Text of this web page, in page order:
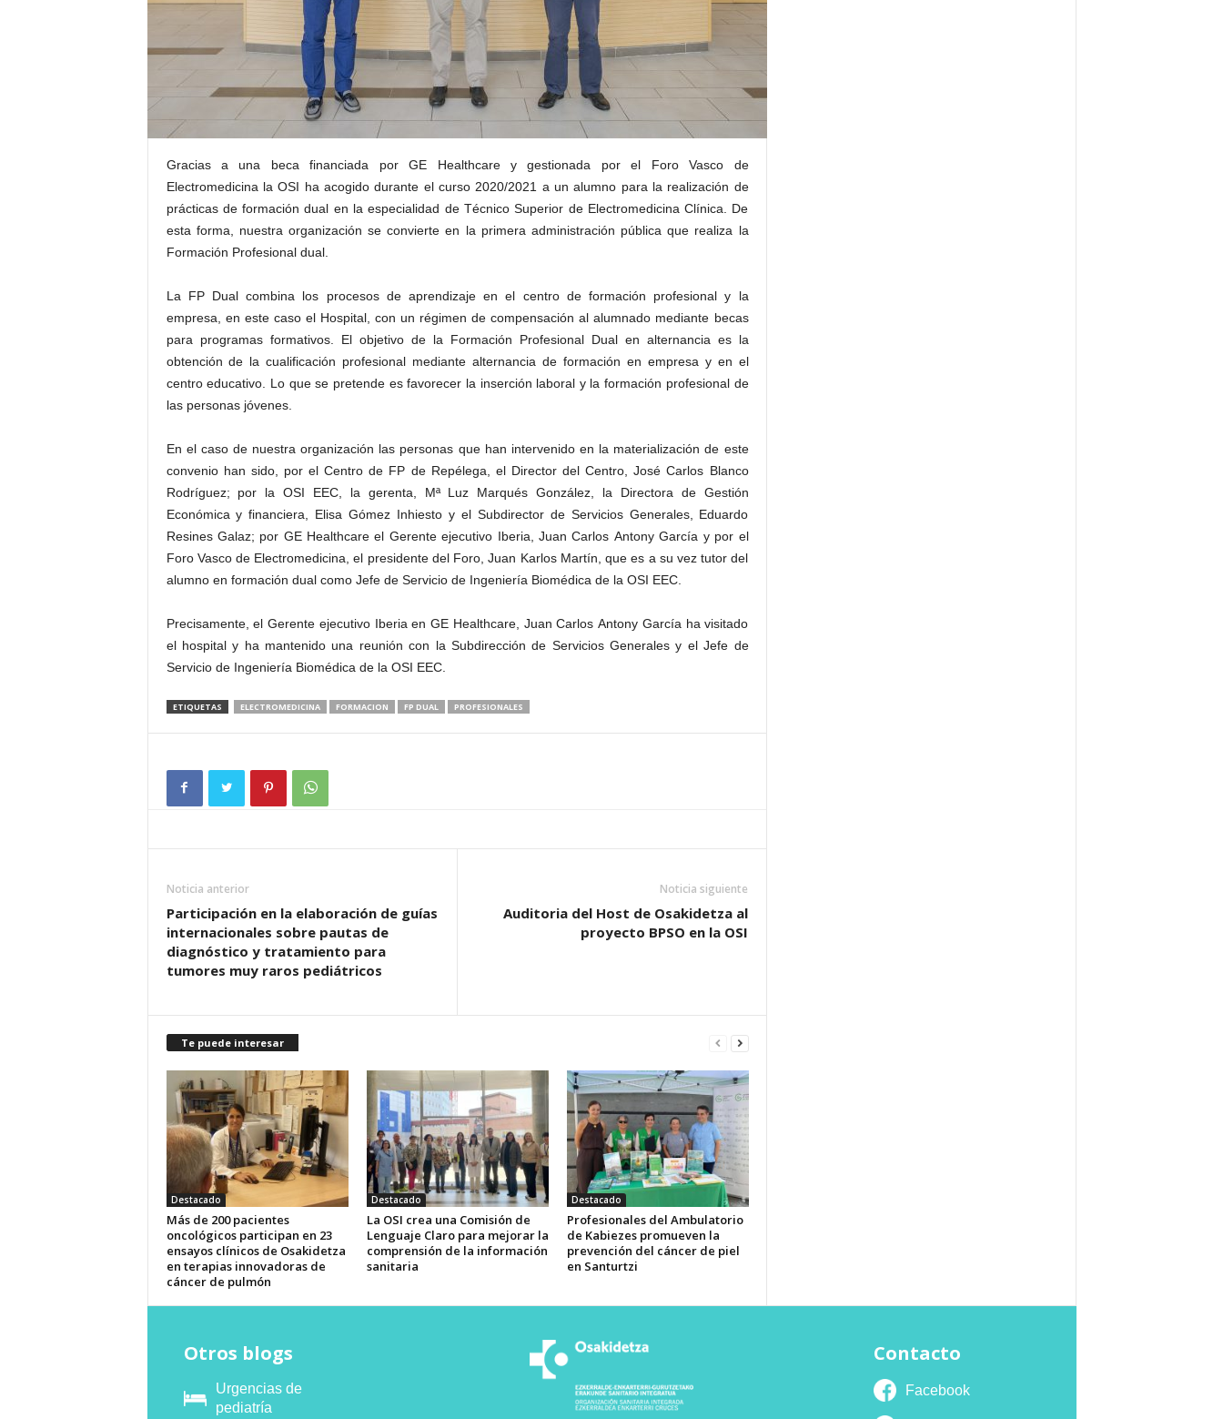
Gracias a una beca financiada por GE Healthcare y gestionada por el Foro Vasco de
Electromedicina la OSI ha acogido durante el curso 2020/2021 a un alumno para la realización de
prácticas de formación dual en la especialidad de Técnico Superior de Electromedicina Clínica. De
esta forma, nuestra organización se convierte en la primera administración pública que realiza la
Formación Profesional dual.
La FP Dual combina los procesos de aprendizaje en el centro de formación profesional y la
empresa, en este caso el Hospital, con un régimen de compensación al alumnado mediante becas
para programas formativos. El objetivo de la Formación Profesional Dual en alternancia es la
obtención de la cualificación profesional mediante alternancia de formación en empresa y en el
centro educativo. Lo que se pretende es favorecer la inserción laboral y la formación profesional de
las personas jóvenes.
En el caso de nuestra organización las personas que han intervenido en la materialización de este
convenio han sido, por el Centro de FP de Repélega, el Director del Centro, José Carlos Blanco
Rodríguez; por la OSI EEC, la gerenta, Mª Luz Marqués González, la Directora de Gestión
Económica y financiera, Elisa Gómez Inhiesto y el Subdirector de Servicios Generales, Eduardo
Resines Galaz; por GE Healthcare el Gerente ejecutivo Iberia, Juan Carlos Antony García y por el
Foro Vasco de Electromedicina, el presidente del Foro, Juan Karlos Martín, que es a su vez tutor del
alumno en formación dual como Jefe de Servicio de Ingeniería Biomédica de la OSI EEC.
Precisamente, el Gerente ejecutivo Iberia en GE Healthcare, Juan Carlos Antony García ha visitado
el hospital y ha mantenido una reunión con la Subdirección de Servicios Generales y el Jefe de
Servicio de Ingeniería Biomédica de la OSI EEC.
ETIQUETAS ELECTROMEDICINA FORMACION FP DUAL PROFESIONALES
Noticia anterior
Participación en la elaboración de guías
internacionales sobre pautas de
diagnóstico y tratamiento para
tumores muy raros pediátricos
Noticia siguiente
Auditoria del Host de Osakidetza al
proyecto BPSO en la OSI
Te puede interesar
Destacado
Más de 200 pacientes
oncológicos participan en 23
ensayos clínicos de Osakidetza
en terapias innovadoras de
cáncer de pulmón
Destacado
La OSI crea una Comisión de
Lenguaje Claro para mejorar la
comprensión de la información
sanitaria
Destacado
Profesionales del Ambulatorio
de Kabiezes promueven la
prevención del cáncer de piel
en Santurtzi
Otros blogs
Urgencias de
pediatría
Contacto
Facebook